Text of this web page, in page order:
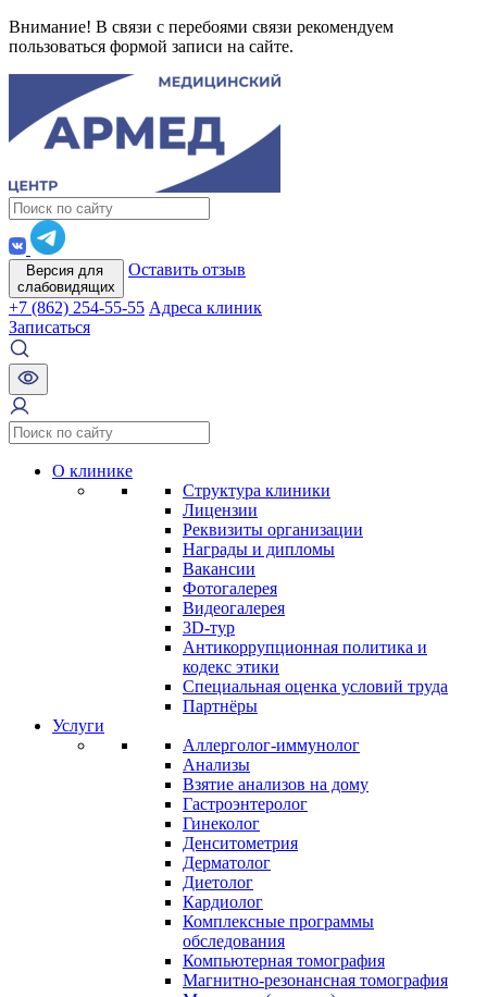
Внимание! В связи с перебоями связи рекомендуем
пользоваться формой записи на сайте.
Версия для
слабовидящих
Оставить отзыв
+7 (862) 254-55-55 Адреса клиник
Записаться
О клинике
Структура клиники
Лицензии
Реквизиты организации
Награды и дипломы
Вакансии
Фотогалерея
Видеогалерея
3D-тур
Антикоррупционная политика и
кодекс этики
Специальная оценка условий труда
Партнёры
Услуги
Аллерголог-иммунолог
Анализы
Взятие анализов на дому
Гастроэнтеролог
Гинеколог
Денситометрия
Дерматолог
Диетолог
Кардиолог
Комплексные программы
обследования
Компьютерная томография
Магнитно-резонансная томография